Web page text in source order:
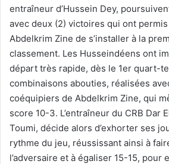
entraîneur d’Hussein Dey,
avec deux (2) victoires qui ont
Abdelkrim Zine de s’installer à la
classement. Les Husseindéens ont
départ très rapide, dès le 1er quart-
combinaisons abouties, réalisées
coéquipiers de Abdelkrim Zine, qui
score 10-3. L’entraîneur du CRB Dar
Toumi, décide alors d’exhorter ses
rythme du jeu, réussissant ainsi à
l’adversaire et à égaliser 15-15, pour